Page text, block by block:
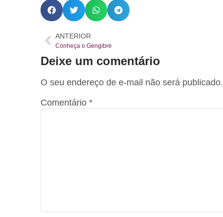
ANTERIOR
Conheça o Gengibre
Deixe um comentário
O seu endereço de e-mail não será publicado.
Comentário *